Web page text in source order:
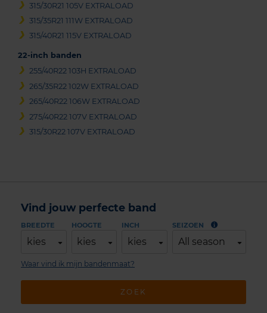
315/30R21 105V EXTRALOAD
315/35R21 111W EXTRALOAD
315/40R21 115V EXTRALOAD
22-inch banden
255/40R22 103H EXTRALOAD
265/35R22 102W EXTRALOAD
265/40R22 106W EXTRALOAD
275/40R22 107V EXTRALOAD
315/30R22 107V EXTRALOAD
Vind jouw perfecte band
BREEDTE
kies
HOOGTE
kies
INCH
kies
SEIZOEN
All season
ZOEK
Waar vind ik mijn bandenmaat?